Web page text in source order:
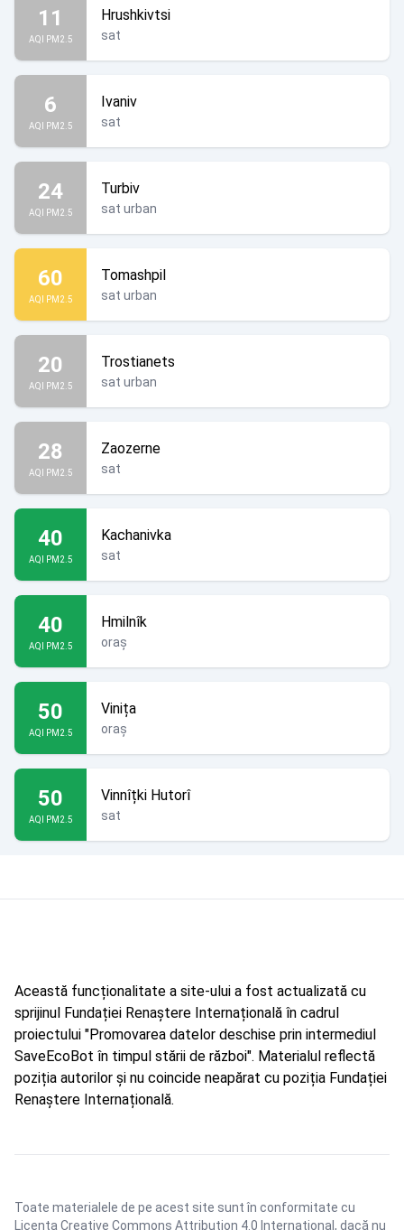
11
AQI PM2.5
Hrushkivtsi
sat
6
AQI PM2.5
Ivaniv
sat
24
AQI PM2.5
Turbiv
sat urban
60
AQI PM2.5
Tomashpil
sat urban
20
AQI PM2.5
Trostianets
sat urban
28
AQI PM2.5
Zaozerne
sat
40
AQI PM2.5
Kachanivka
sat
40
AQI PM2.5
Hmilnîk
oraș
50
AQI PM2.5
Vinița
oraș
50
AQI PM2.5
Vinnîțki Hutorî
sat
Această funcționalitate a site-ului a fost actualizată cu
sprijinul Fundației Renaștere Internațională în cadrul
proiectului "Promovarea datelor deschise prin intermediul
SaveEcoBot în timpul stării de război". Materialul reflectă
poziția autorilor și nu coincide neapărat cu poziția Fundației
Renaștere Internațională.
Toate materialele de pe acest site sunt în conformitate cu
Licența Creative Commons Attribution 4.0 International , dacă nu